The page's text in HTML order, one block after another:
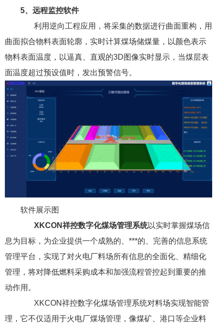
5、远程监控软件
利用逆向工程应用，将采集的数据进行曲面重构，用
曲面拟合物料表面轮廓，实时计算煤场储煤量，以颜色表示
物料表面温度，以逼真、直观的3D图像实时显示，当煤层表
面温度超过预设值时，发出预警信号。
软件展示图
XKCON祥控数字化煤场管理系统以实时掌握煤场信
息为目标，为企业提供一个成熟的、***的、完善的信息系统
管理平台，实现了对火电厂料场所有信息的全面化、精细化
管理，将对降低燃料采购成本和加强流程管控起到重要的推
动作用。
XKCON祥控数字化煤场管理系统对料场实现智能管
理，它不仅适用于火电厂煤场管理，像煤矿、港口等企业料